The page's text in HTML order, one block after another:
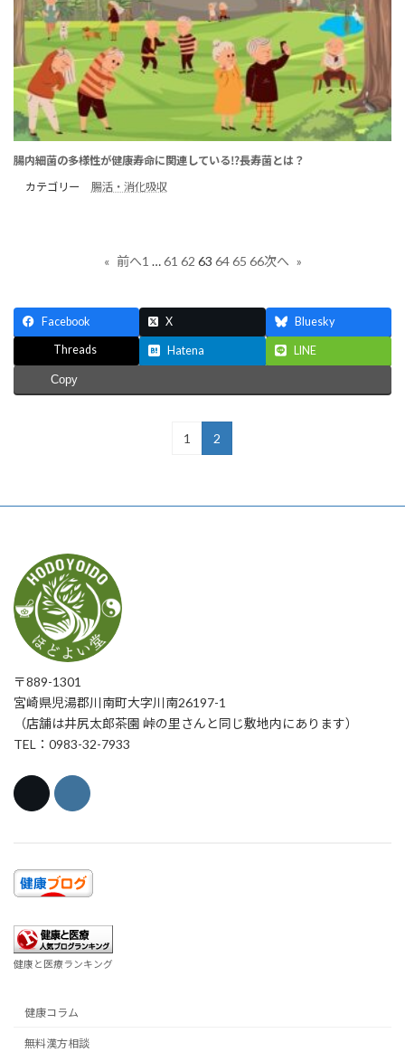
腸内細菌の多様性が健康寿命に関連している⁉長寿菌とは？
カテゴリー
腸活・消化吸収
« 前へ1 … 61 62 63 64 65 66次へ »
Facebook X Bluesky
Threads Hatena LINE
Copy
1 2
〒889-1301
宮崎県児湯郡川南町大字川南26197-1
（店舗は井尻太郎茶園 峠の里さんと同じ敷地内にあります）
TEL：0983-32-7933
健康と医療ランキング
健康コラム
無料漢方相談